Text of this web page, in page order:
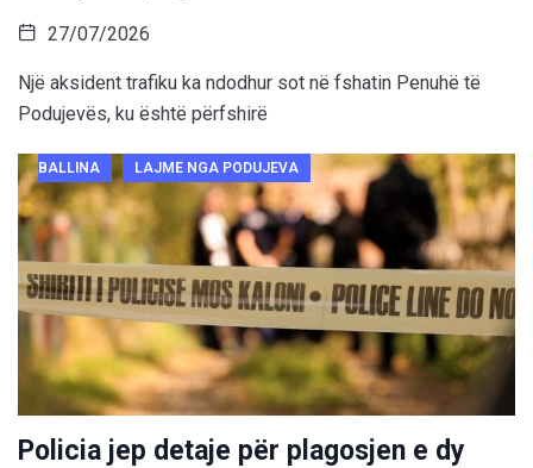
27/07/2026
Një aksident trafiku ka ndodhur sot në fshatin Penuhë të
Podujevës, ku është përfshirë
BALLINA LAJME NGA PODUJEVA
Policia jep detaje për plagosjen e dy